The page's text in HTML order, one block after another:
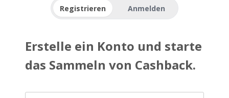
Registrieren Anmelden
Erstelle ein Konto und starte
das Sammeln von Cashback.